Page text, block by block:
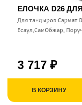
ЕЛОЧКА D26
Для тандыров Сармат
Есаул,СамОбжар,
3 717 ₽
В КОРЗИНУ